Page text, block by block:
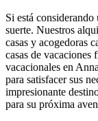
Si está considerando
suerte. Nuestros
casas y acogedoras
casas de vacaciones
vacacionales en
para satisfacer sus
impresionante
para su próxima